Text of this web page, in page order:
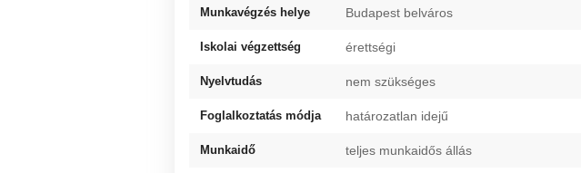
Munkavégzés helye Budapest belváros
Iskolai végzettség érettségi
Nyelvtudás nem szükséges
Foglalkoztatás módja határozatlan idejű
Munkaidő teljes munkaidős állás